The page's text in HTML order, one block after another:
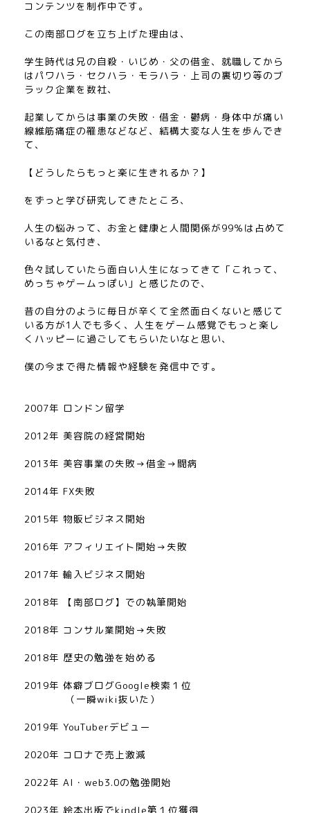
コンテンツを制作中です。
この南部ログを立ち上げた理由は、
学生時代は兄の自殺・いじめ・父の借金、就職してから
はパワハラ・セクハラ・モラハラ・上司の裏切り等のブ
ラック企業を数社、
起業してからは事業の失敗・借金・鬱病・身体中が痛い
線維筋痛症の罹患などなど、結構大変な人生を歩んでき
て、
【どうしたらもっと楽に生きれるか？】
をずっと学び研究してきたところ、
人生の悩みって、お金と健康と人間関係が99％は占めて
いるなと気付き、
色々試していたら面白い人生になってきて「これって、
めっちゃゲームっぽい」と感じたので、
昔の自分のように毎日が辛くて全然面白くないと感じて
いる方が1人でも多く、人生をゲーム感覚でもっと楽し
くハッピーに過ごしてもらいたいなと思い、
僕の今まで得た情報や経験を発信中です。
2007年 ロンドン留学
2012年 美容院の経営開始
2013年 美容事業の失敗→借金→闘病
2014年 FX失敗
2015年 物販ビジネス開始
2016年 アフィリエイト開始→失敗
2017年 輸入ビジネス開始
2018年 【南部ログ】での執筆開始
2018年 コンサル業開始→失敗
2018年 歴史の勉強を始める
2019年 体癖ブログGoogle検索１位
（一瞬wiki抜いた）
2019年 YouTuberデビュー
2020年 コロナで売上激減
2022年 AI・web3.0の勉強開始
2023年 絵本出版でkindle第１位獲得